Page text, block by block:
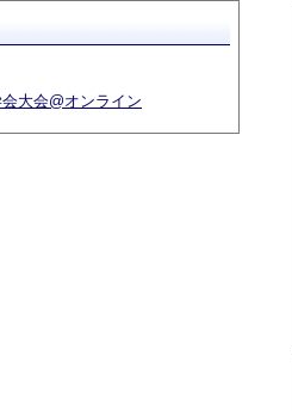
大会@オンライン